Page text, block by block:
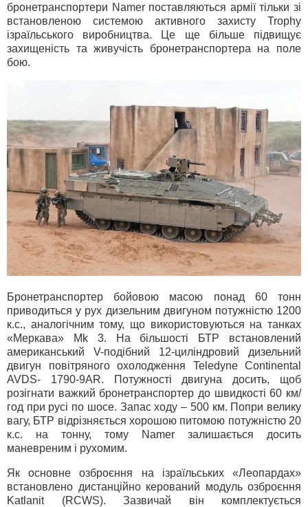
бронетранспортери Namer поставляються армії тільки зі
встановленою системою активного захисту Trophy
ізраїльського виробництва. Це ще більше підвищує
захищеність та живучість бронетранспортера на поле
бою.
Бронетранспортер бойовою масою понад 60 тонн
приводиться у рух дизельним двигуном потужністю 1200
к.с., аналогічним тому, що використовуються на танках
«Меркава» Mk 3. На більшості БТР встановлений
американський V-подібний 12-циліндровий дизельний
двигун повітряного охолодження Teledyne Continental
AVDS- 1790-9AR. Потужності двигуна досить, щоб
розігнати важкий бронетранспортер до швидкості 60 км/
год при русі по шосе. Запас ходу – 500 км. Попри велику
вагу, БТР відрізняється хорошою питомою потужністю 20
к.с. на тонну, тому Namer залишається досить
маневреним і рухомим.
Як основне озброєння на ізраїльських «Леопардах»
встановлено дистанційно керований модуль озброєння
Katlanit (RCWS). Зазвичай він комплектується